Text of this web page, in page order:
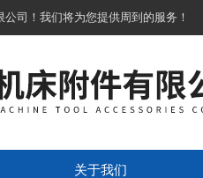
司！我们将为您提供周到的服务！
关于我们